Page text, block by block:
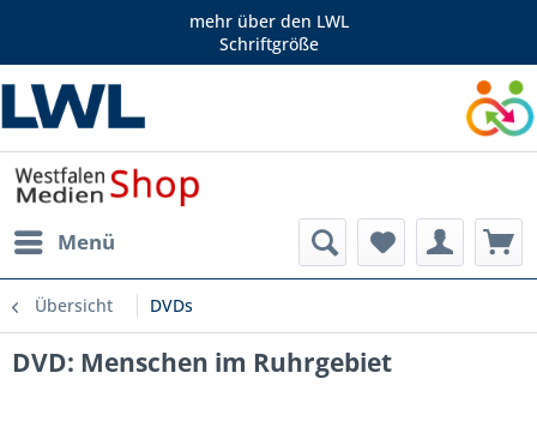
mehr über den LWL
Schriftgröße
Menü
Übersicht DVDs
DVD: Menschen im Ruhrgebiet